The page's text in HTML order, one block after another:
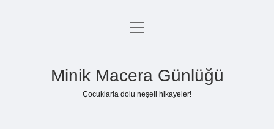
Anasayfa
menüyü
Minik Macera Günlüğü
Çocuklarla dolu neşeli hikayeler!